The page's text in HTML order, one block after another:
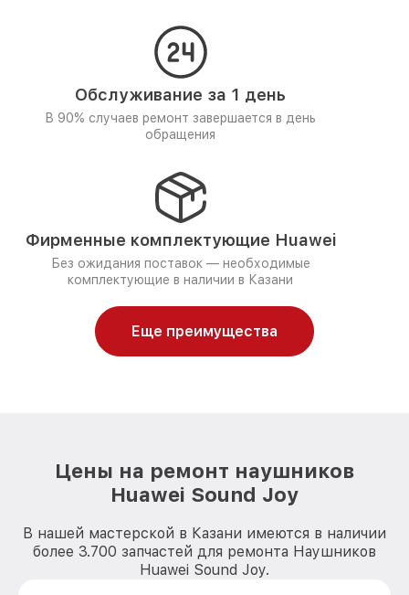
Обслуживание за 1 день
В 90% случаев ремонт завершается в день
обращения
Фирменные комплектующие Huawei
Без ожидания поставок — необходимые
комплектующие в наличии в Казани
Еще преимущества
Цены на ремонт наушников
Huawei Sound Joy
В нашей мастерской в Казани имеются в наличии
более 3.700 запчастей для ремонта Наушников
Huawei Sound Joy.